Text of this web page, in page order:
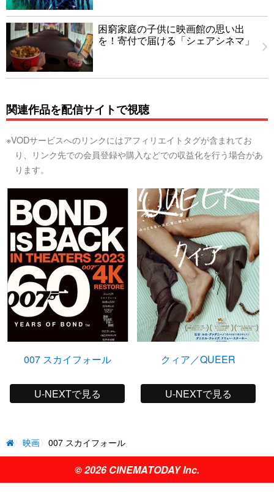
困窮家庭の子供に映画館の思い出
を！寄付で届ける「シェアシネマ」
関連作品を配信サイトで視聴
※VODサービスへのリンクにはアフィリエイトタグが含まれてお
り、リンク先での会員登録や購入などでの収益化を行う場合があ
ります。
007 スカイフォール
U-NEXTで見る
クィア／QUEER
U-NEXTで見る
映画 007 スカイフォール
© 2026 CINEMATODAY Inc.